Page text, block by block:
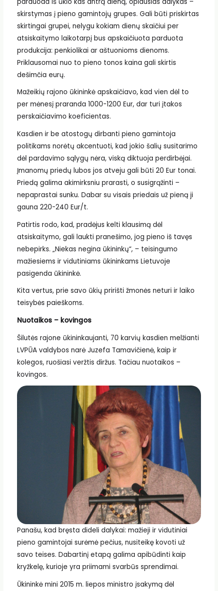
skirstymas į pieno gamintojų grupes. Gali būti priskirtas
skirtingai grupei, nelygu kokiam dienų skaičiui per
atsiskaitymo laikotarpį bus apskaičiuota parduota
produkcija: penkiolikai ar aštuonioms dienoms.
Priklausomai nuo to pieno tonos kaina gali skirtis
dešimčia eurų.
Mažeikių rajono ūkininkė apskaičiavo, kad vien dėl to
per mėnesį praranda 1000-1200 Eur, dar turi įtakos
perskaičiavimo koeficientas.
Kasdien ir be atostogų dirbanti pieno gamintoja
politikams norėtų akcentuoti, kad jokio šalių susitarimo
dėl pardavimo sąlygų nėra, viską diktuoja perdirbėjai.
Įmanomų priedų lubos jos atveju gali būti 20 Eur tonai.
Priedą galima akimirksniu prarasti, o susigrąžinti –
nepaprastai sunku. Dabar su visais priedais už pieną ji
gauna 220-240 Eur/t.
Patirtis rodo, kad, pradėjus kelti klausimą dėl
atsiskaitymo, gali laukti pranešimo, jog pieno iš tavęs
nebepirks. „Niekas negina ūkininkų“, – teisingumo
mažiesiems ir vidutiniams ūkininkams Lietuvoje
pasigenda ūkininkė.
Kita vertus, prie savo ūkių pririšti žmonės neturi ir laiko
teisybės paieškoms.
Nuotaikos – kovingos
Šilutės rajone ūkininkaujanti, 70 karvių kasdien melžianti
LVPŪA valdybos narė Juzefa Tamavičienė, kaip ir
kolegos, ruošiasi veržtis diržus. Tačiau nuotaikos –
kovingos.
Panašu, kad bręsta dideli dalykai: mažieji ir vidutiniai
pieno gamintojai surėmė pečius, nusiteikę kovoti už
savo teises. Dabartinį etapą galima apibūdinti kaip
kryžkelę, kurioje yra priimami svarbūs sprendimai.
Ūkininkė mini 2015 m. liepos ministro įsakymą dėl